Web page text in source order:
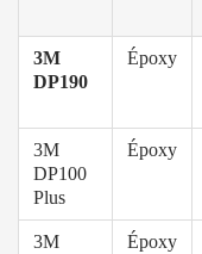
3M
DP190
Époxy
3M
DP100
Plus
Époxy
3M
Époxy